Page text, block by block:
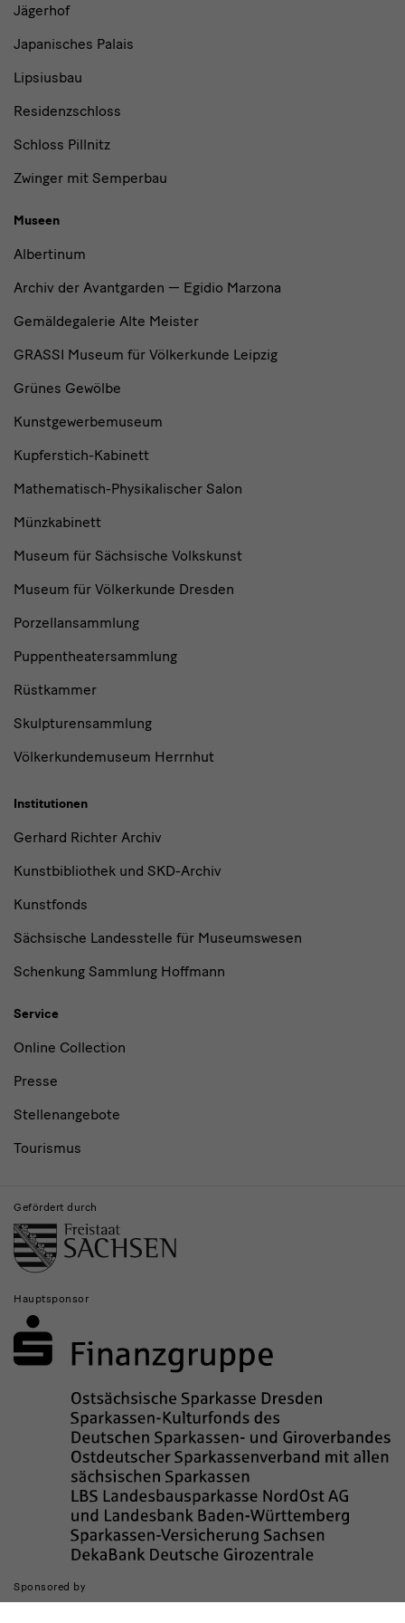
Jägerhof
Japanisches Palais
Lipsiusbau
Residenzschloss
Schloss Pillnitz
Zwinger mit Semperbau
Museen
Albertinum
Archiv der Avantgarden — Egidio Marzona
Gemäldegalerie Alte Meister
GRASSI Museum für Völkerkunde Leipzig
Grünes Gewölbe
Kunstgewerbemuseum
Kupferstich-Kabinett
Mathematisch-Physikalischer Salon
Münzkabinett
Museum für Sächsische Volkskunst
Museum für Völkerkunde Dresden
Porzellansammlung
Puppentheatersammlung
Rüstkammer
Skulpturensammlung
Völkerkundemuseum Herrnhut
Institutionen
Gerhard Richter Archiv
Kunstbibliothek und SKD-Archiv
Kunstfonds
Sächsische Landesstelle für Museumswesen
Schenkung Sammlung Hoffmann
Service
Online Collection
Presse
Stellenangebote
Tourismus
Gefördert durch
Hauptsponsor
Sponsored by